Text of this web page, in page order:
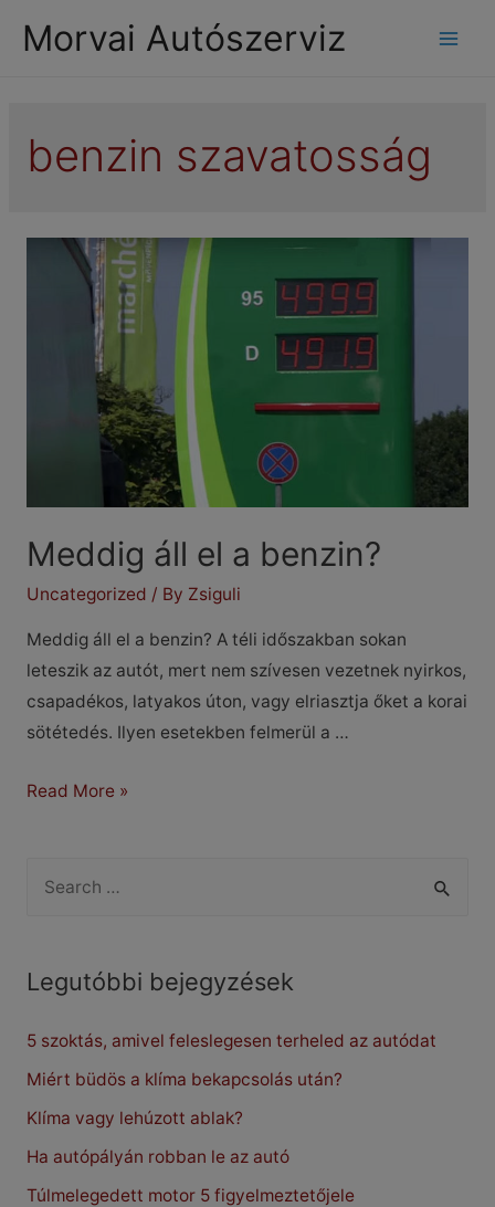
Morvai Autószerviz
benzin szavatosság
Meddig áll el a benzin?
Uncategorized / By Zsiguli
Meddig áll el a benzin? A téli időszakban sokan
leteszik az autót, mert nem szívesen vezetnek nyirkos,
csapadékos, latyakos úton, vagy elriasztja őket a korai
sötétedés. Ilyen esetekben felmerül a …
Meddig
Read More »
r
h
f
o
r
Legutóbbi bejegyzések
5 szoktás, amivel feleslegesen terheled az autódat
Miért büdös a klíma bekapcsolás után?
Klíma vagy lehúzott ablak?
Ha autópályán robban le az autó
Túlmelegedett motor 5 figyelmeztetőjele